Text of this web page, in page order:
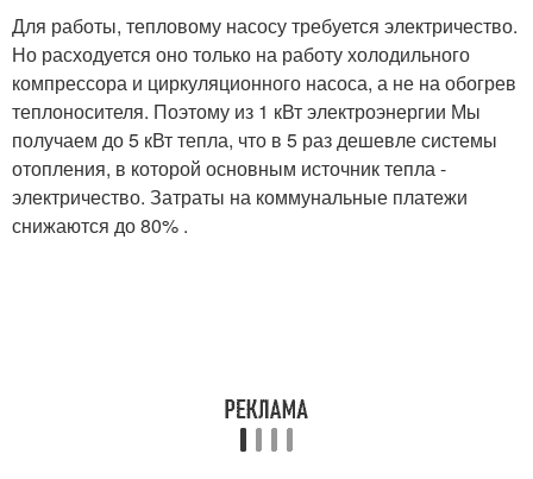
Для работы, тепловому насосу требуется электричество.
Но расходуется оно только на работу холодильного
компрессора и циркуляционного насоса, а не на обогрев
теплоносителя. Поэтому из 1 кВт электроэнергии Мы
получаем до 5 кВт тепла, что в 5 раз дешевле системы
отопления, в которой основным источник тепла -
электричество. Затраты на коммунальные платежи
снижаются до 80% .